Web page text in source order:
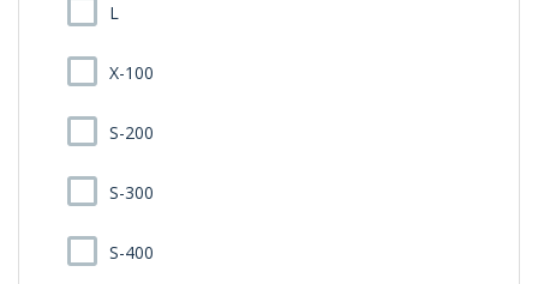
L
X-100
S-200
S-300
S-400